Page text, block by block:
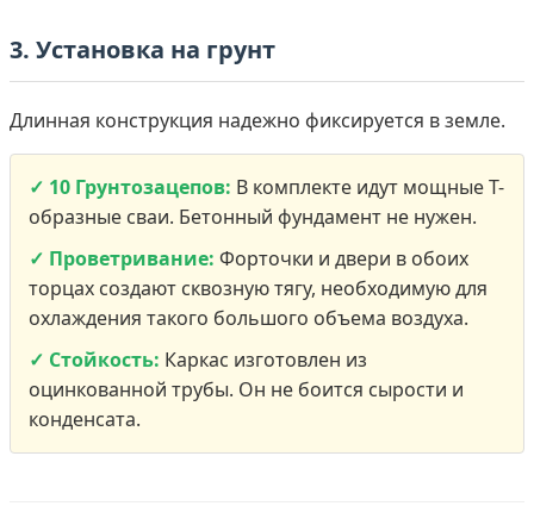
3. Установка на грунт
Длинная конструкция надежно фиксируется в земле.
✓ 10 Грунтозацепов: В комплекте идут мощные Т-
образные сваи. Бетонный фундамент не нужен.
✓ Проветривание: Форточки и двери в обоих
торцах создают сквозную тягу, необходимую для
охлаждения такого большого объема воздуха.
✓ Стойкость: Каркас изготовлен из
оцинкованной трубы. Он не боится сырости и
конденсата.